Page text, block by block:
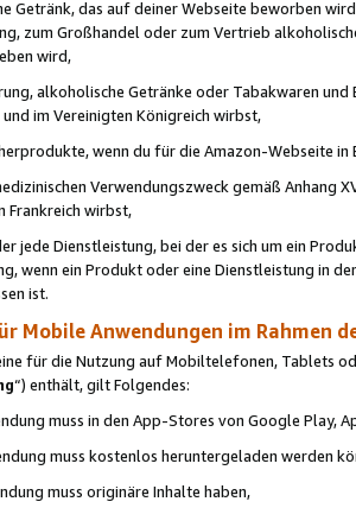
Getränk, das auf deiner Webseite beworben
zum Großhandel oder zum Vertrieb
wird,
alkoholische Getränke oder Tabakwaren
und im Vereinigten Königreich wirbst,
wenn du für die Amazon-Webseite in
Verwendungszweck gemäß Anhang
Frankreich wirbst,
jede Dienstleistung, bei der es sich um ein
wenn ein Produkt oder eine Dienstleistung in
ist.
Mobile Anwendungen im Rahmen
für die Nutzung auf Mobiltelefonen, Tablets
“) enthält, gilt Folgendes:
muss in den App-Stores von Google Play,
muss kostenlos heruntergeladen werden
muss originäre Inhalte haben,